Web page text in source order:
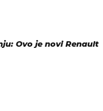
Ovo je novi Renault